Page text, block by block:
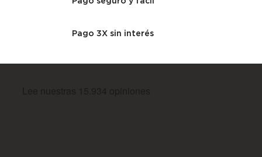
Pago 3X sin interés